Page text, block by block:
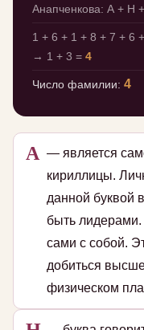
Анапченкова: А + Н
1 + 6 + 1 + 8 + 7 + 6
→ 1 + 3 = 4
Число фамилии: 4
А — является
кириллицы.
данной буквой
быть лидерами.
сами с собой.
добиться
физическом